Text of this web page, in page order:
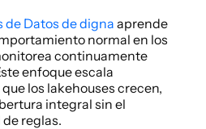
de Datos de digna aprende
normal en los
continuamente
enfoque escala
los lakehouses crecen,
integral sin el
reglas.